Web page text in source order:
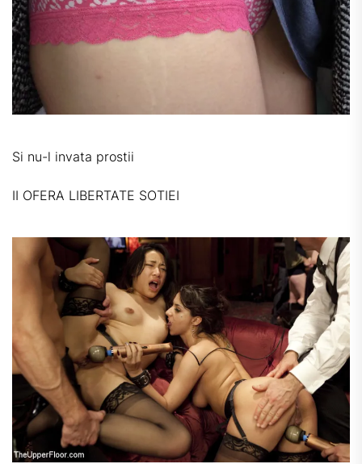
Si nu-l invata prostii
II OFERA LIBERTATE SOTIEI